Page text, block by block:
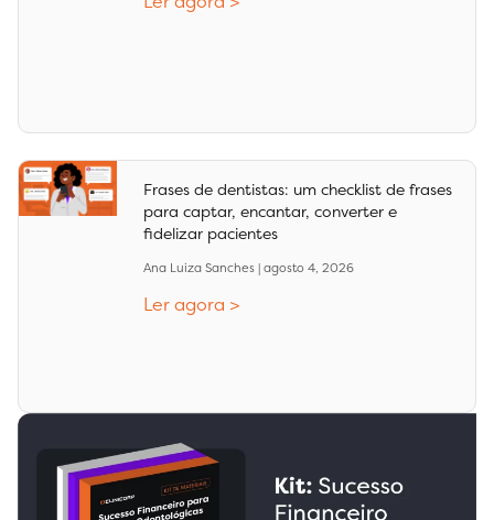
Frases de dentistas: um checklist de frases
para captar, encantar, converter e
fidelizar pacientes
Ana Luiza Sanches agosto 4, 2026
Ler agora >